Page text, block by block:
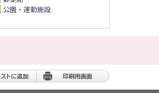
公園・運動施設